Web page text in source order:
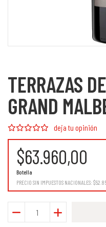
TERRAZAS
GRAND
deja tu opinión
$63.960,00
Botella
PRECIO SIN IMPUESTOS NACIONALES: